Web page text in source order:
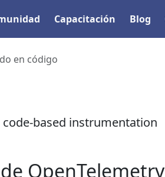
Capacitación Blog
en código
based instrumentation
OpenTelemetry